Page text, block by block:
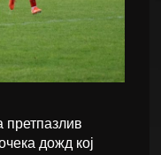
претпазлив
дожд кој